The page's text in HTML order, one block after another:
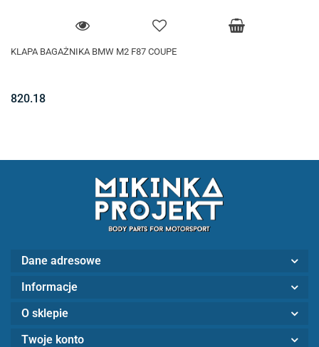
KLAPA BAGAŻNIKA BMW M2 F87 COUPE
820.18
Dane adresowe
Informacje
O sklepie
Twoje konto